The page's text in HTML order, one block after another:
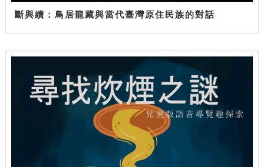
斷與續：鳥居龍藏與當代臺灣原住民族的對話